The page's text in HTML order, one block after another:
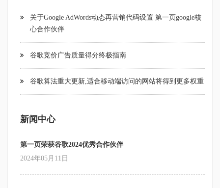
关于Google AdWords动态再营销代码设置 第一页google核
心合作伙伴
谷歌竞价广告质量得分终极指南
谷歌算法重大更新,适合移动端访问的网站将得到更多权重
新闻中心
第一页荣获谷歌2024优秀合作伙伴
2024年05月11日